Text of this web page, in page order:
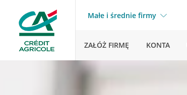
Małe i średnie firmy
ZAŁÓŻ FIRMĘ KONTA